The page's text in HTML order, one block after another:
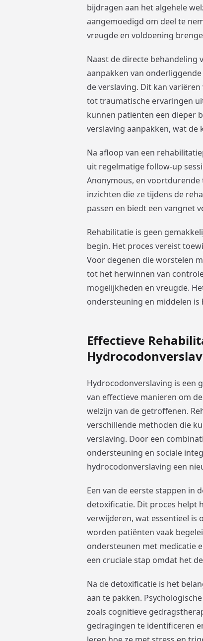
bijdragen aan het algehele
aangemoedigd om deel te
vreugde en voldoening
Naast de directe behandeling
aanpakken van
de verslaving. Dit kan
tot traumatische ervaringen
kunnen patiënten een dieper
verslaving aanpakken, wat
Na afloop van een
uit regelmatige follow-up
Anonymous, en
inzichten die ze tijdens de
passen en biedt een vangnet
Rehabilitatie is geen
begin. Het proces vereist
Voor degenen die worstelen
tot het herwinnen van
mogelijkheden en vreugde.
ondersteuning en middelen
Effectieve
Hydrocodonverslaving is een
van effectieve manieren om
welzijn van de getroffenen.
verschillende methoden die
verslaving. Door een
ondersteuning en sociale
hydrocodonverslaving een
Een van de eerste stappen in
detoxificatie. Dit proces helpt
verwijderen, wat essentieel is
worden patiënten vaak
ondersteunen met medicatie
een cruciale stap omdat het
Na de detoxificatie is het
aan te pakken.
zoals cognitieve
gedragingen te identificeren